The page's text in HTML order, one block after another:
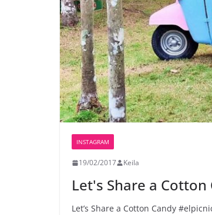
INSTAGRAM
19/02/2017 Keila
Let's Share a Cotton
Let’s Share a Cotton Candy